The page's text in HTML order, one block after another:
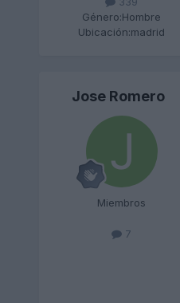
Género:Hombre
Ubicación:madrid
Jose Romero
Miembros
7